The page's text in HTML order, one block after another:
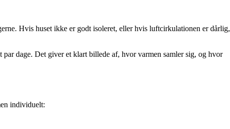
Hvis huset ikke er godt isoleret, eller hvis luftcirkulationen er dårlig,
dage. Det giver et klart billede af, hvor varmen samler sig, og hvor
individuelt: